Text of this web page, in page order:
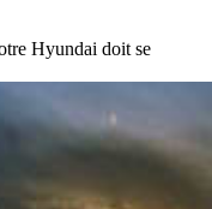
Hyundai doit se